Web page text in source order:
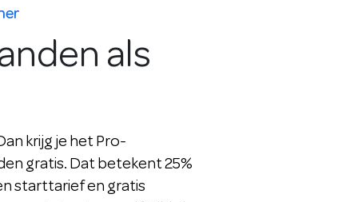
als
krijg je het Pro-
gratis. Dat betekent 25%
starttarief en gratis